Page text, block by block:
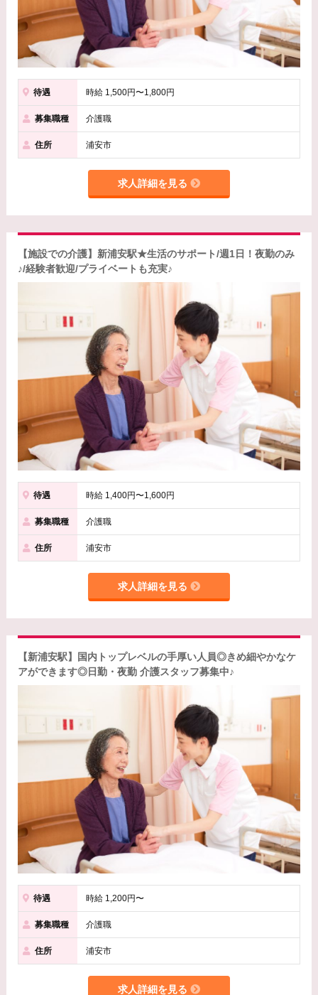
待遇 時給 1,500円〜1,800円
募集職種 介護職
住所 浦安市
求人詳細を見る
【施設での介護】新浦安駅★生活のサポート/週1日！夜勤のみ
♪/経験者歓迎/プライベートも充実♪
待遇 時給 1,400円〜1,600円
募集職種 介護職
住所 浦安市
求人詳細を見る
【新浦安駅】国内トップレベルの手厚い人員◎きめ細やかなケ
アができます◎日勤・夜勤 介護スタッフ募集中♪
待遇 時給 1,200円〜
募集職種 介護職
住所 浦安市
求人詳細を見る